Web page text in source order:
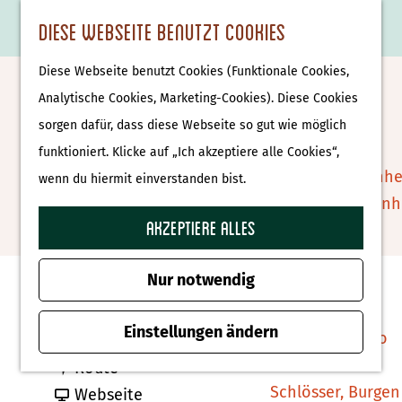
Diese Webseite benutzt Cookies
Diese Webseite benutzt Cookies (Funktionale Cookies,
Analytische Cookies, Marketing-Cookies). Diese Cookies
sorgen dafür, dass diese Webseite so gut wie möglich
funktioniert. Klicke auf „Ich akzeptiere alle Cookies“,
wenn du hiermit einverstanden bist.
Akzeptiere alles
Nur notwendig
Einstellungen ändern
G
F
v
o
r
i
t
K
r
t
e
S
c
h
e
n
e
n
ü
Attraktionen &
Museen
Museen
Tierparks
Affenpark
Burgers' Zoo
Harderwijk
Wellness
Therme Bussloo
Schlösser, Burgen
c
Hotel Brasserie De Pergola
Zu Favoriten hinzufügenZu Favoriten
Kontakt
Ds. T.O. Hylkemaweg 7
8355 CD Giethoorn
Route planenb
i
Routeb
i
Webseite